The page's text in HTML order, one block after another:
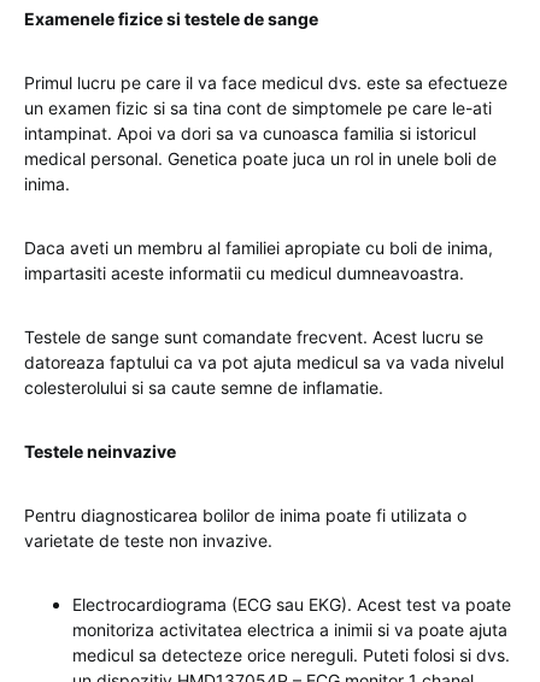
Examenele fizice si testele de sange
Primul lucru pe care il va face medicul dvs. este sa efectueze
un examen fizic si sa tina cont de simptomele pe care le-ati
intampinat. Apoi va dori sa va cunoasca familia si istoricul
medical personal. Genetica poate juca un rol in unele boli de
inima.
Daca aveti un membru al familiei apropiate cu boli de inima,
impartasiti aceste informatii cu medicul dumneavoastra.
Testele de sange sunt comandate frecvent. Acest lucru se
datoreaza faptului ca va pot ajuta medicul sa va vada nivelul
colesterolului si sa caute semne de inflamatie.
Testele neinvazive
Pentru diagnosticarea bolilor de inima poate fi utilizata o
varietate de teste non invazive.
Electrocardiograma (ECG sau EKG). Acest test va poate
monitoriza activitatea electrica a inimii si va poate ajuta
medicul sa detecteze orice nereguli. Puteti folosi si dvs.